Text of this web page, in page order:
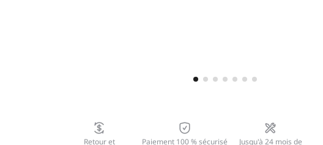
Retour et
Paiement 100 % sécurisé
Jusqu'à 24 mois de